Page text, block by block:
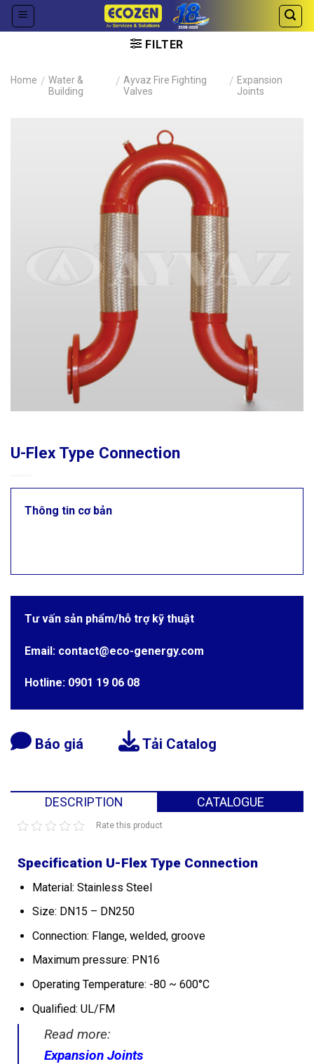
Skip
FILTER
Home / Water &
Building
/ Ayvaz Fire Fighting
Valves
/ Expansion
Joints
U-Flex Type Connection
Thông tin cơ bản
Tư vấn sản phẩm/hỗ trợ kỹ thuật
Email: contact@eco-genergy.com
Hotline: 0901 19 06 08
Báo giá Tải Catalog
DESCRIPTION CATALOGUE
Rate this product
Specification U-Flex Type Connection
Material: Stainless Steel
Size: DN15 – DN250
Connection: Flange, welded, groove
Maximum pressure: PN16
Operating Temperature: -80 ~ 600°C
Qualified: UL/FM
Read more:
Expansion Joints